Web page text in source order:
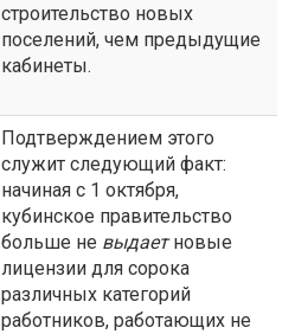
строительство новых
поселений, чем предыдущие
кабинеты.
Подтверждением этого
служит следующий факт:
начиная с 1 октября,
кубинское правительство
больше не выдаетновые
лицензии для сорока
различных категорий
работников, работающих не